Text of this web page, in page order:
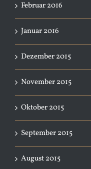
Februar 2016
Januar 2016
Dezember 2015
November 2015
Oktober 2015
September 2015
August 2015